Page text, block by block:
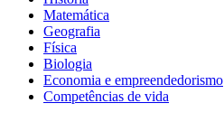
Matemática
Geografia
Física
Biologia
Economia e empreendedorismo
Competências de vida